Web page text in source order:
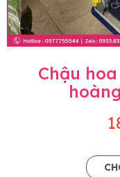
Chậu